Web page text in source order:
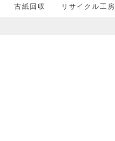
古紙回収 リサイクル工房